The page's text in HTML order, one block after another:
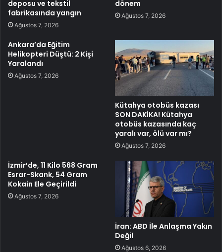
deposu ve tekstil
fabrikasında yangın
Ağustos 7, 2026
dönem
Ağustos 7, 2026
Ankara’da Eğitim
Helikopteri Düştü: 2 Kişi
Yaralandı
Ağustos 7, 2026
Kütahya otobüs kazası
SON DAKİKA! Kütahya
otobüs kazasında kaç
yaralı var, ölü var mı?
Ağustos 7, 2026
İzmir’de, 11 Kilo 568 Gram
Esrar-Skank, 54 Gram
Kokain Ele Geçirildi
Ağustos 7, 2026
İran: ABD İle Anlaşma Yakın
Değil
Ağustos 6, 2026